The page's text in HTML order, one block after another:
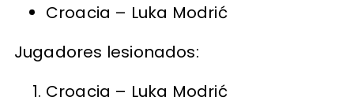
Croacia – Luka Modrić
Jugadores lesionados:
Croacia – Luka Modrić